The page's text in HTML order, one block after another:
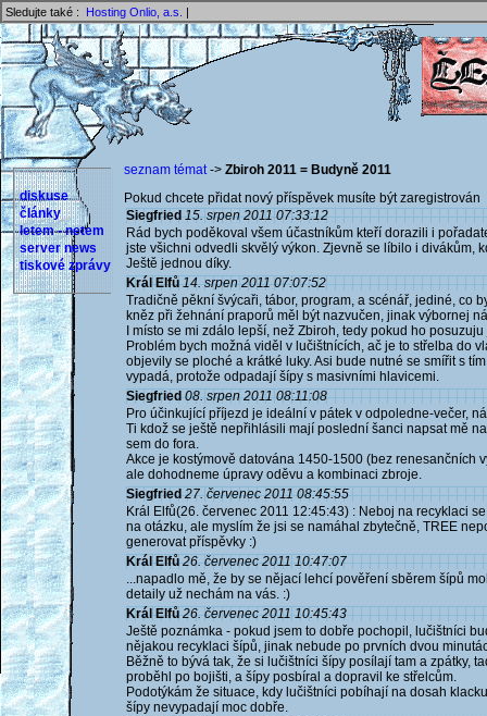
Sledujte také : Hosting Onlio, a.s. |
diskuse
články
letem - netem
server news
tiskové zprávy
seznam témat-> Zbiroh 2011 = Budyně 2011
Pokud chcete přidat nový příspěvek musíte být
Siegfried 15. srpen 2011 07:33:12
Rád bych poděkoval všem účastníkům kteří dorazili i
jste všichni odvedli skvělý výkon. Zjevně se líbilo i divákům,
Ještě jednou díky.
Král Elfů 14. srpen 2011 07:07:52
Tradičně pěkní švýcaři, tábor, program, a scénář, jediné, co
kněz při žehnání praporů měl být nazvučen, jinak výbornej
I místo se mi zdálo lepší, než Zbiroh, tedy pokud ho
Problém bych možná viděl v lučištnících, ač je to střelba do
objevily se ploché a krátké luky. Asi bude nutné se smířit s
vypadá, protože odpadají šípy s masivními hlavicemi.
Siegfried 08. srpen 2011 08:11:08
Pro účinkující příjezd je ideální v pátek v odpoledne-večer,
Ti kdož se ještě nepřihlásili mají poslední šanci napsat mě
sem do fora.
Akce je kostýmově datována 1450-1500 (bez renesančních
ale dohodneme úpravy oděvu a kombinaci zbroje.
Siegfried 27. červenec 2011 08:45:55
Král Elfů(26. červenec 2011 12:45:43) : Neboj na recyklaci
na otázku, ale myslím že jsi se namáhal zbytečně, TREE
generovat příspěvky :)
Král Elfů 26. červenec 2011 10:47:07
...napadlo mě, že by se nějací lehcí pověření sběrem šípů
detaily už nechám na vás. :)
Král Elfů 26. červenec 2011 10:45:43
Ještě poznámka - pokud jsem to dobře pochopil, lučištníci
nějakou recyklaci šípů, jinak nebude po prvních dvou
Běžně to bývá tak, že si lučištníci šípy posílají tam a zpátky,
proběhl po bojišti, a šípy posbíral a dopravil ke střelcům.
Podotýkám že situace, kdy lučištníci pobíhají na dosah
šípy nevypadají moc dobře.